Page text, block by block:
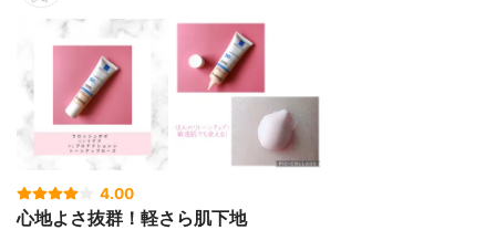
4.00
心地よさ抜群！軽さら肌下地